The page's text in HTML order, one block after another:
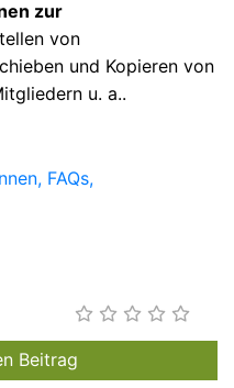
zur
von
und Kopieren von
u. a..
FAQs
Beitrag